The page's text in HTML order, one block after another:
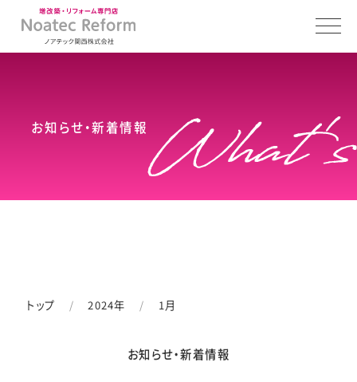
お知らせ・新着情報
トップ 2024年 1月
お知らせ・新着情報